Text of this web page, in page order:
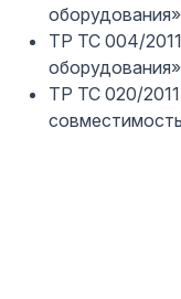
оборудования»
ТР ТС 004/
оборудования»
ТР ТС 020/